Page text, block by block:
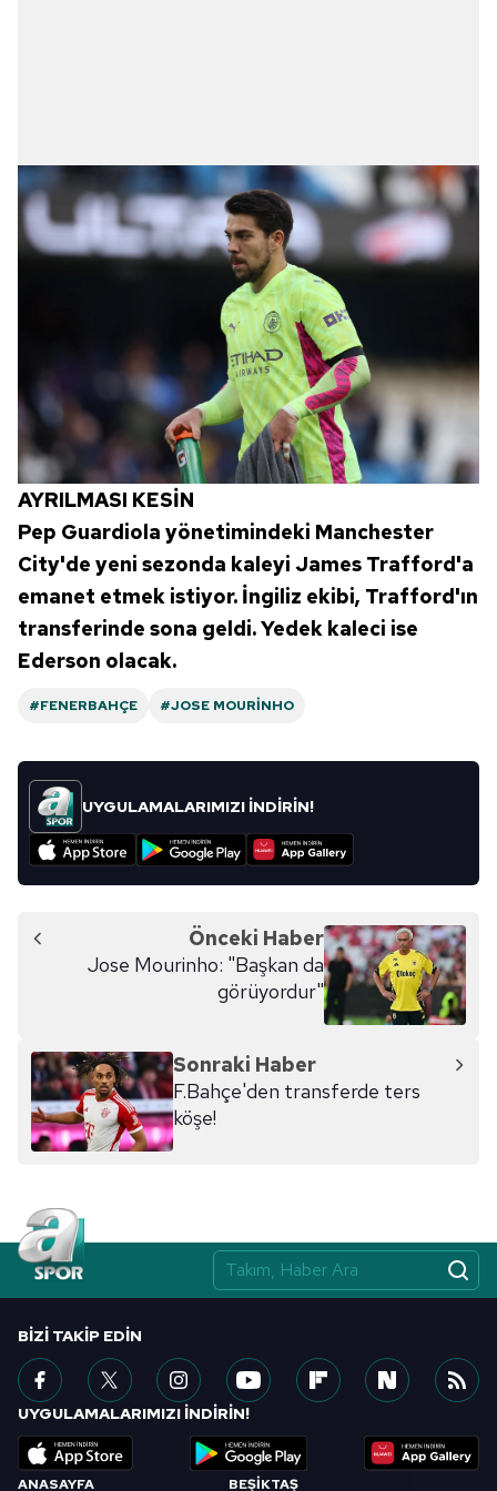
için Ayarlar butonuna tıklayabilir,Çerez Bilgilendirme
Metnimiziziyaret edebilirsiniz.
6698 sayılı Kişisel Verilerin Korunması Kanunu uyarınca
hazırlanmış Aydınlatma Metnimizi okumak ve sitemizde
ilgili mevzuata uygun olarak kullanılan çerezlerle ilgili bilgi
tıklayınız.
AYRILMASI KESİN
Pep Guardiola yönetimindeki Manchester
City'de yeni sezonda kaleyi James Trafford'a
emanet etmek istiyor. İngiliz ekibi, Trafford'ın
transferinde sona geldi. Yedek kaleci ise
Ederson olacak.
#FENERBAHÇE #JOSE MOURINHO
UYGULAMALARIMIZI İNDİRİN!
Önceki Haber
Jose Mourinho: "Başkan da
görüyordur"
Sonraki Haber
F.Bahçe'den transferde ters
köşe!
ANASAYFA BEŞİKTAŞ
BIZI TAKIP EDIN
UYGULAMALARIMIZI İNDİRİN!